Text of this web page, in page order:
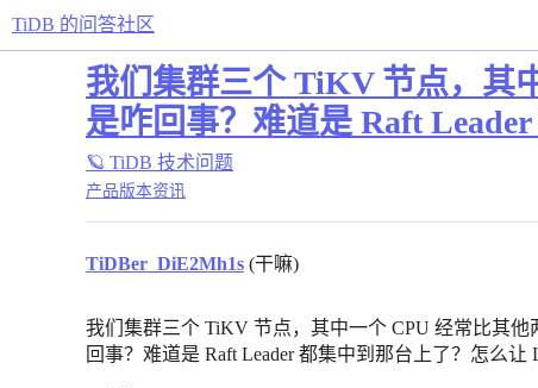
TiDB 的问答社区
我们集群三个 TiKV 节点，其
是咋回事？难道是 Raft
🪐 TiDB 技术问题
产品版本资讯
TiDBer_DiE2Mh1s (干嘛)
我们集群三个 TiKV 节点，其中一个 CPU 经常比其
回事？难道是 Raft Leader 都集中到那台上了？怎么让